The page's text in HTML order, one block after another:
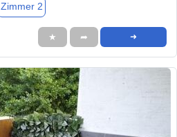
Zimmer 2
★ ➦ ➜